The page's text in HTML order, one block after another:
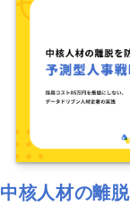
中核人材の離